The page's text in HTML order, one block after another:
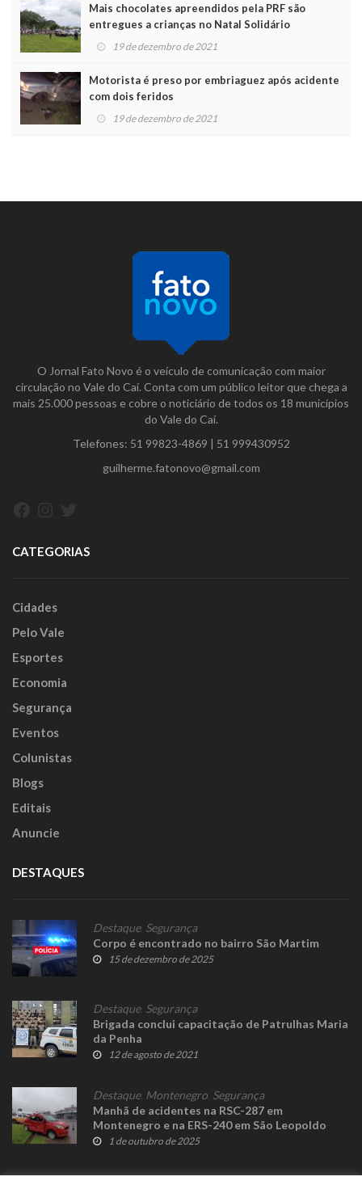
Mais chocolates apreendidos pela PRF são
entregues a crianças no Natal Solidário
19 de dezembro de 2021
Motorista é preso por embriaguez após acidente
com dois feridos
19 de dezembro de 2021
O Jornal Fato Novo é o veículo de comunicação com maior
circulação no Vale do Caí. Conta com um público leitor que chega a
mais 25.000 pessoas e cobre o noticiário de todos os 18 municípios
do Vale do Caí.
Telefones: 51 99823-4869 | 51 999430952
guilherme.fatonovo@gmail.com
CATEGORIAS
Cidades
Pelo Vale
Esportes
Economia
Segurança
Eventos
Colunistas
Blogs
Editais
Anuncie
DESTAQUES
Destaque, Segurança
Corpo é encontrado no bairro São Martim
15 de dezembro de 2025
Destaque, Segurança
Brigada conclui capacitação de Patrulhas Maria
da Penha
12 de agosto de 2021
Destaque, Montenegro Segurança
Manhã de acidentes na RSC-287 em
Montenegro e na ERS-240 em São Leopoldo
1 de outubro de 2025